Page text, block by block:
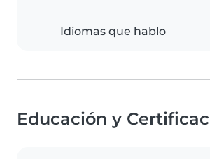
Idiomas que hablo
Educación y